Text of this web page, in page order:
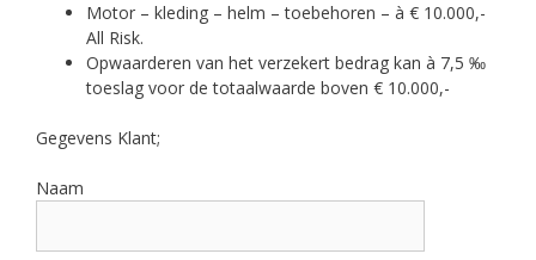
Motor – kleding – helm – toebehoren – à € 10.000,-
All Risk.
Opwaarderen van het verzekert bedrag kan à 7,5 ‰
toeslag voor de totaalwaarde boven € 10.000,-
Gegevens Klant;
Naam